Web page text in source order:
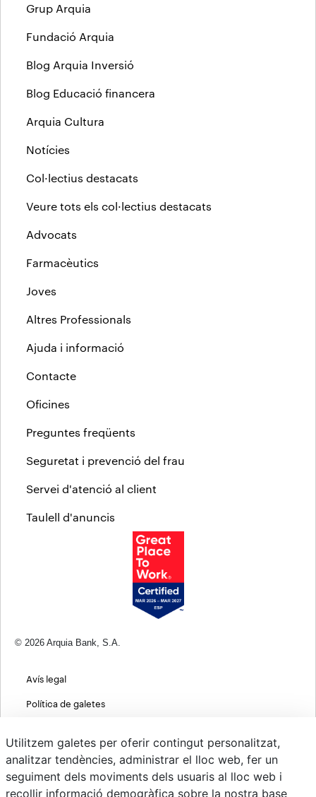
Grup Arquia
Fundació Arquia
Blog Arquia Inversió
Blog Educació financera
Arquia Cultura
Notícies
Col·lectius destacats
Veure tots els col·lectius destacats
Advocats
Farmacèutics
Joves
Altres Professionals
Ajuda i informació
Contacte
Oficines
Preguntes freqüents
Seguretat i prevenció del frau
Servei d'atenció al client
Taulell d'anuncis
© 2026 Arquia Bank, S.A.
Avís legal
Política de galetes
Política de privacitat web
MIFID
Utilitzem galetes per oferir contingut personalitzat,
analitzar tendències, administrar el lloc web, fer un
seguiment dels moviments dels usuaris al lloc web i
recollir informació demogràfica sobre la nostra base